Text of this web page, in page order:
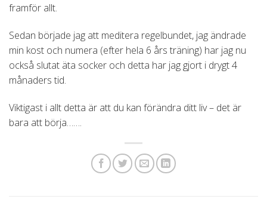
framför allt.
Sedan började jag att meditera regelbundet, jag ändrade
min kost och numera (efter hela 6 års träning) har jag nu
också slutat äta socker och detta har jag gjort i drygt 4
månaders tid.
Viktigast i allt detta är att du kan förändra ditt liv – det är
bara att börja…….